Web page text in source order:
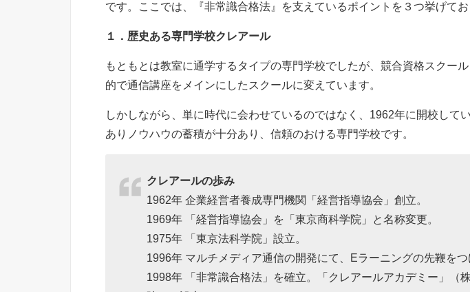
です。ここでは、『非常識合格法』を支えているポイントを３つ挙げてお
１．歴史ある専門学校クレアール
もともとは教室に通学するタイプの専門学校でしたが、競合資格スクー
的で通信講座をメインにしたスクールに変えています。
しかしながら、単に時代に会わせているのではなく、1962年に開校して
ありノウハウの蓄積が十分あり、信頼のおける専門学校です。
クレアールの歩み
1962年 企業経営者養成専門機関「経営指導協会」創立。
1969年 「経営指導協会」を「東京商科学院」と名称変更。
1975年 「東京法科学院」設立。
1996年 マルチメディア通信の開発にて、Eラーニングの先鞭をつ
1998年 「非常識合格法」を確立。「クレアールアカデミー」（